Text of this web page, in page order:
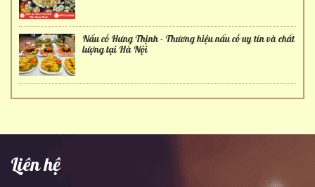
Nấu cỗ Hưng Thịnh - Thương hiệu nấu cỗ uy tín và chất
lượng tại Hà Nội
Liên hệ